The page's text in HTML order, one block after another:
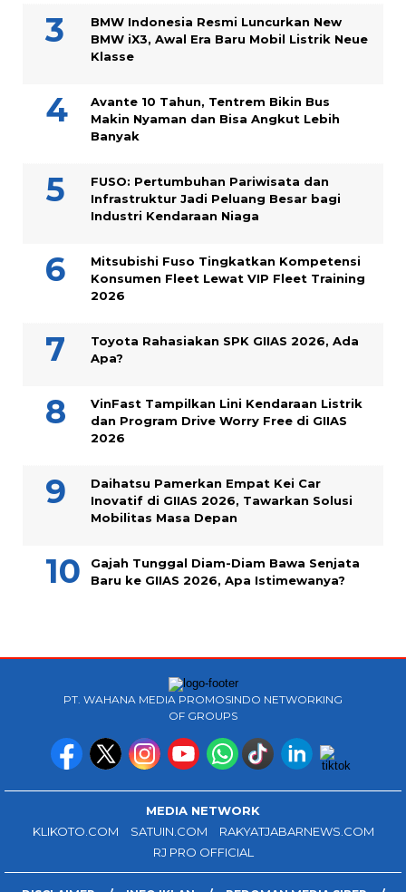
BMW Indonesia Resmi Luncurkan New
BMW iX3, Awal Era Baru Mobil Listrik Neue
Klasse
Avante 10 Tahun, Tentrem Bikin Bus
Makin Nyaman dan Bisa Angkut Lebih
Banyak
FUSO: Pertumbuhan Pariwisata dan
Infrastruktur Jadi Peluang Besar bagi
Industri Kendaraan Niaga
Mitsubishi Fuso Tingkatkan Kompetensi
Konsumen Fleet Lewat VIP Fleet Training
2026
Toyota Rahasiakan SPK GIIAS 2026, Ada
Apa?
VinFast Tampilkan Lini Kendaraan Listrik
dan Program Drive Worry Free di GIIAS
2026
Daihatsu Pamerkan Empat Kei Car
Inovatif di GIIAS 2026, Tawarkan Solusi
Mobilitas Masa Depan
Gajah Tunggal Diam-Diam Bawa Senjata
Baru ke GIIAS 2026, Apa Istimewanya?
PT. WAHANA MEDIA PROMOSINDO NETWORKING
OF GROUPS
MEDIA NETWORK
KLIKOTO.COM
SATUIN.COM
RAKYATJABARNEWS.COM
RJ PRO OFFICIAL